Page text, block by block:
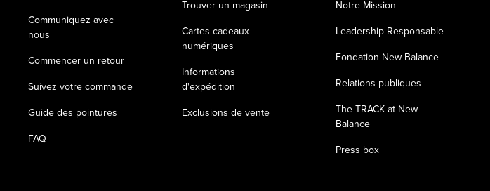
Communiquez avec
nous
Commencer un retour
Suivez votre commande
Guide des pointures
FAQ
Trouver un magasin
Cartes-cadeaux
numériques
Informations
d'expédition
Exclusions de vente
Notre Mission
Leadership Responsable
Fondation New Balance
Relations publiques
The TRACK at New
Balance
Press box